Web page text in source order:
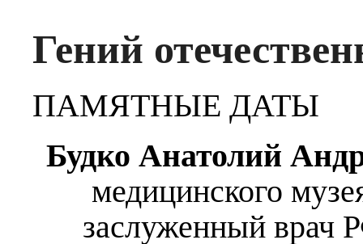
Гений
ПАМЯТНЫЕ ДАТЫ
Будко Анатолий
медицинского
заслуженный врач